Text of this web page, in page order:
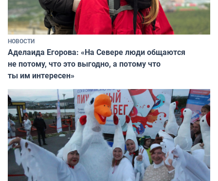
НОВОСТИ
Аделаида Егорова: «На Севере люди общаются
не потому, что это выгодно, а потому что
ты им интересен»